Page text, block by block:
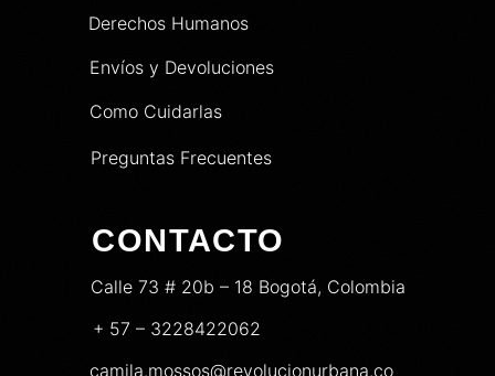
Derechos Humanos
Envíos y Devoluciones
Como Cuidarlas
Preguntas Frecuentes
CONTACTO
Calle 73 # 20b – 18 Bogotá, Colombia
+ 57 – 3228422062
camila.mossos@revolucionurbana.co